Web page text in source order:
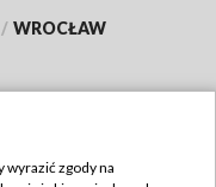
/ WROCŁAW
wyrazić zgody na